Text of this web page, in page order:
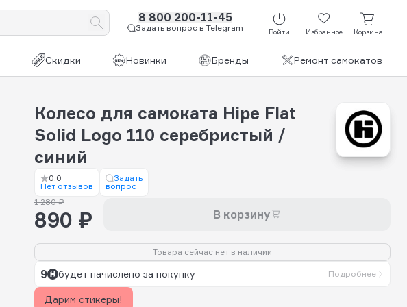
8 800 200-11-45
Задать вопрос в Telegram Войти Избранное Корзина
Скидки Новинки Бренды Ремонт самокатов
Колесо для самоката Hipe Flat
Solid Logo 110 серебристый /
синий
0.0
Нет отзывов
Задать
вопрос
1 280 ₽
890 ₽ В корзину
Товара сейчас нет в наличии
9 будет начислено за покупку Подробнее
Дарим стикеры!